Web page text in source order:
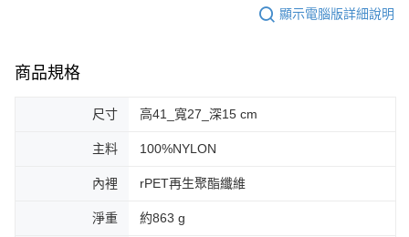
顯示電腦版詳細說明
商品規格
尺寸 高41_寬27_深15 cm
主料 100%NYLON
內裡 rPET再生聚酯纖維
淨重 約863 g